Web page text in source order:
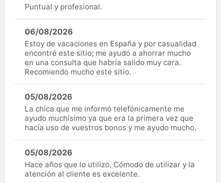
Puntual y profesional.
06/08/2026
Estoy de vacaciones en España y por casualidad
encontré este sitio; me ayudó a ahorrar mucho
en una consulta que habría salido muy cara.
Recomiendo mucho este sitio.
05/08/2026
La chica que me informó telefónicamente me
ayudo muchísimo ya que era la primera vez que
hacía uso de vuestros bonos y me ayudo mucho.
05/08/2026
Hace años que lo utilizo, Cómodo de utilizar y la
atención al cliente es excelente.